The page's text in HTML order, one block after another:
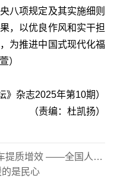
八项规定及其实施细则
，以优良作风和实干担
为推进中国式现代化福
）
》杂志2025年第10期）
（责编：杜凯扬）
常委会法工委基层立法联系点工作规则修订
是民心